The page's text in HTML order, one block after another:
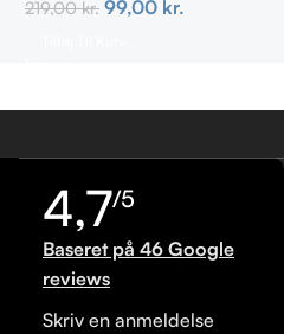
219,00kr. 99,00 kr.
4,7/5
Baseret på 46 Google
reviews
Skriv en anmeldelse